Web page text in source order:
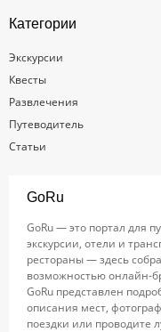
Категории
Экскурсии
Квесты
Развлечения
Путеводитель
Статьи
GoRu
GoRu — это портал для
экскурсии, отели и
рестораны — здесь
возможностью онлайн-
GoRu представлен
описания мест,
поездки или проводите